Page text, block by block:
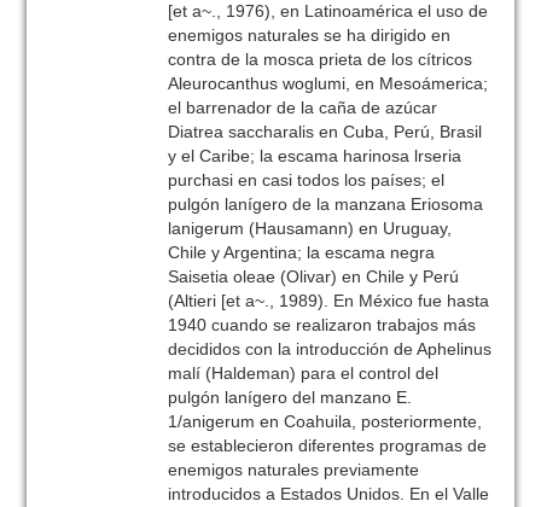
[et a~., 1976), en Latinoamérica el uso de
enemigos naturales se ha dirigido en
contra de la mosca prieta de los cítricos
Aleurocanthus woglumi, en Mesoámerica;
el barrenador de la caña de azúcar
Diatrea saccharalis en Cuba, Perú, Brasil
y el Caribe; la escama harinosa lrseria
purchasi en casi todos los países; el
pulgón lanígero de la manzana Eriosoma
lanigerum (Hausamann) en Uruguay,
Chile y Argentina; la escama negra
Saisetia oleae (Olivar) en Chile y Perú
(Altieri [et a~., 1989). En México fue hasta
1940 cuando se realizaron trabajos más
decididos con la introducción de Aphelinus
malí (Haldeman) para el control del
pulgón lanígero del manzano E.
1/anigerum en Coahuila, posteriormente,
se establecieron diferentes programas de
enemigos naturales previamente
introducidos a Estados Unidos. En el Valle